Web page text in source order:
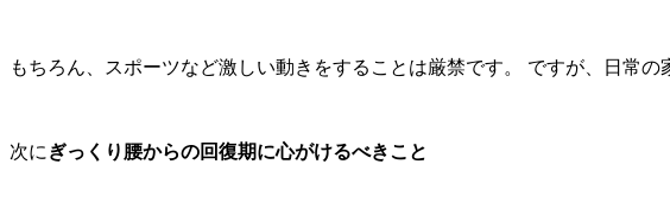
もちろん、スポーツなど激しい動きをすることは厳禁です。 ですが、日常
次に ぎっくり腰からの回復期に心がけるべきこと